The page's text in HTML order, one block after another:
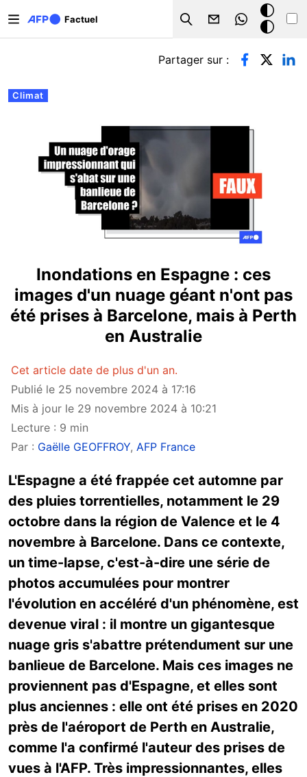
Factuel
Search
Mode
sombre
Onglets principaux
Climat
Partager sur :
Inondations en Espagne : ces
images d'un nuage géant n'ont pas
été prises à Barcelone, mais à Perth
en Australie
Cet article date de plus d'un an.
Publié le 25 novembre 2024 à 17:16
Mis à jour le 29 novembre 2024 à 10:21
Lecture : 9 min
Par : Gaëlle GEOFFROY, AFP France
L'Espagne a été frappée cet automne par
des pluies torrentielles, notamment le 29
octobre dans la région de Valence et le 4
novembre à Barcelone. Dans ce contexte,
un time-lapse, c'est-à-dire une série de
photos accumulées pour montrer
l'évolution en accéléré d'un phénomène, est
devenue viral : il montre un gigantesque
nuage gris s'abattre prétendument sur une
banlieue de Barcelone. Mais ces images ne
proviennent pas d'Espagne, et elles sont
plus anciennes : elle ont été prises en 2020
près de l'aéroport de Perth en Australie,
comme l'a confirmé l'auteur des prises de
vues à l'AFP. Très impressionnantes, elles